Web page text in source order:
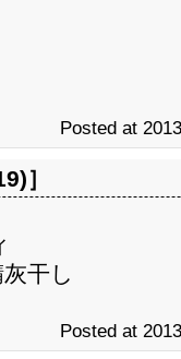
Posted at
］
干し
Posted at